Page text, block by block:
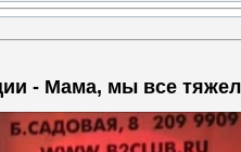
- Мама, мы все